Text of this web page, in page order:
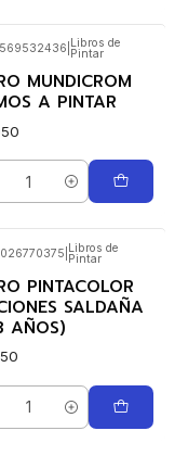
Libros de
Pintar
MUNDICROM
A PINTAR
Libros de
Pintar
PINTACOLOR
SALDAÑA
AÑOS)